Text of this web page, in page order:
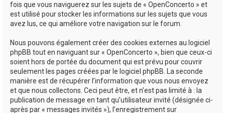
fois que vous naviguerez sur les sujets de « OpenConcerto » et
est utilisé pour stocker les informations sur les sujets que vous
avez lus, ce qui améliore votre navigation sur le forum.
Nous pouvons également créer des cookies externes au logiciel
phpBB tout en naviguant sur « OpenConcerto », bien que ceux-ci
soient hors de portée du document qui est prévu pour couvrir
seulement les pages créées par le logiciel phpBB. La seconde
manière est de récupérer l’information que vous nous envoyez
et que nous collectons. Ceci peut être, et n’est pas limité à : la
publication de message en tant qu’utilisateur invité (désignée ci-
après par « messages invités »), l’enregistrement sur